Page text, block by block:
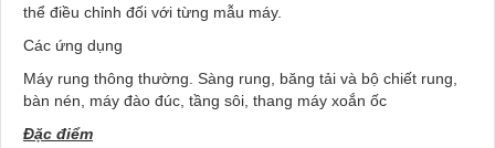
thể điều chỉnh đối với từng mẫu máy.
Các ứng dụng
Máy rung thông thường. Sàng rung, băng tải và bộ chiết rung,
bàn nén, máy đào đúc, tầng sôi, thang máy xoắn ốc
Đặc điểm